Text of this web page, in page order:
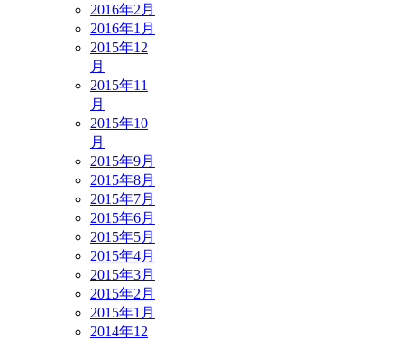
2016年2月
2016年1月
2015年12
月
2015年11
月
2015年10
月
2015年9月
2015年8月
2015年7月
2015年6月
2015年5月
2015年4月
2015年3月
2015年2月
2015年1月
2014年12